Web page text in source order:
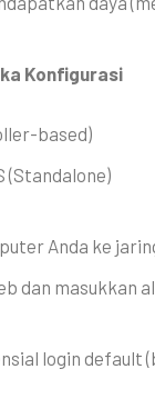
Konfigurasi
based)
Anda ke
masukkan
login default